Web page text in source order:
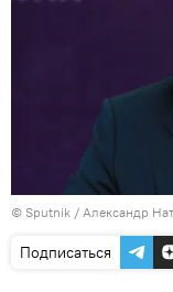
© Sputnik / Александр
Подписаться